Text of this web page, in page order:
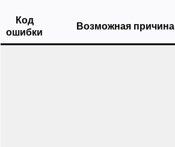
Код
ошибки
Возможная причина